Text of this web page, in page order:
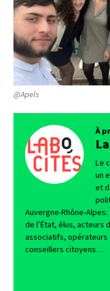
@Apels
À
Le
un
et
Auvergne-Rhône-
de l’État, élus, acteurs
associatifs, opérateurs
conseillers citoyens…